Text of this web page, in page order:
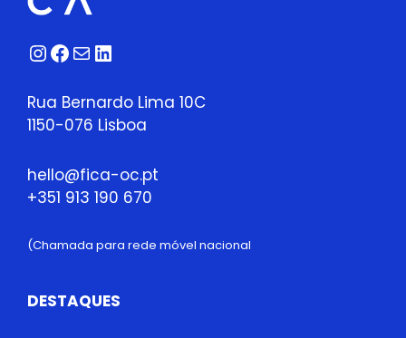
2026
Instagram
Facebook
Correio
LinkedIn
Rua Bernardo Lima 10C
1150-076 Lisboa
hello@fica-oc.pt
+351 913 190 670
(Chamada para rede móvel nacional
DESTAQUES